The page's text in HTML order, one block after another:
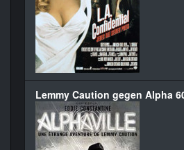
Lemmy Caution gegen Alpha